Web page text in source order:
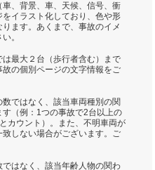
車、背景、車、天候、信号、衝
イラスト化しており、色や形
ます。あくまで、事故のイメ
。
は最大２台（歩行者含む）まで
の個別ページの文字情報をご
ではなく、該当車両種別の関
（例：1つの事故で2台以上の
カウント）。また、不明車両が
しない場合がございます。ご
ではなく、該当年齢人物の関わ